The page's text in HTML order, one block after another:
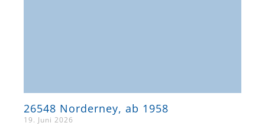
26548 Norderney, ab 1958
19. Juni 2026